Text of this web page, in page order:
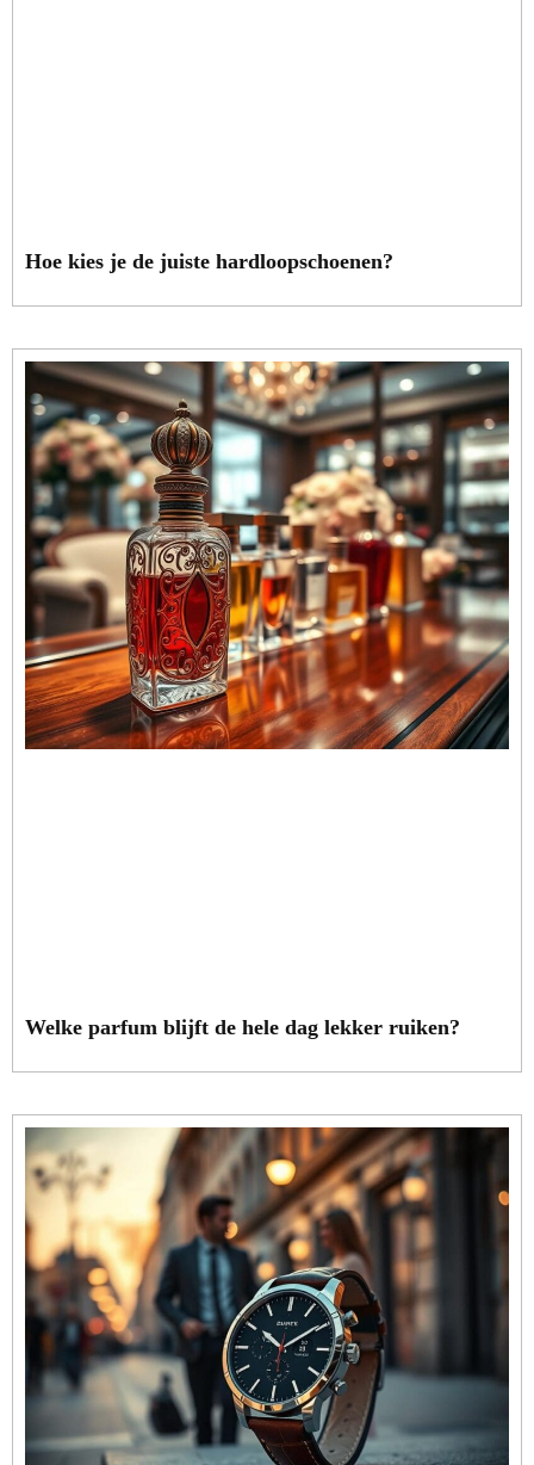
Hoe kies je de juiste hardloopschoenen?
Welke parfum blijft de hele dag lekker ruiken?